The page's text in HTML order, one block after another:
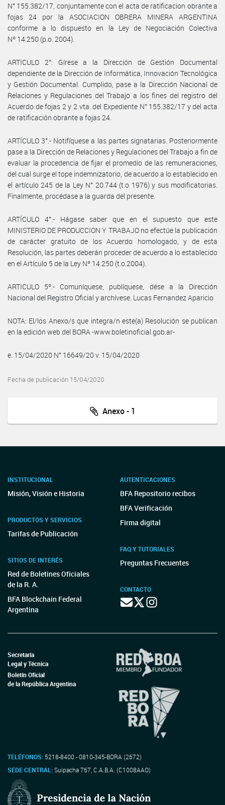
N° 155.382/17, conjuntamente con el acta de ratificacion obrante a
fojas 24 por la ASOCIACION OBRERA MINERA ARGENTINA
conforme a lo dispuesto en la Ley de Negociación Colectiva
Nº 14.250 (p.o. 2004).
ARTICULO 2°: Gírese a la Dirección de Gestión Documental
dependiente de la Dirección de Informática, Innovación Tecnológica
y Gestión Documental. Cumplido, pase a la Dirección Nacional de
Relaciones y Regulaciones del Trabajo a los fines del registro del
Acuerdo de fojas 2 y 2 vta. del Expediente N° 155.382/17 y del acta
de ratificación obrante a fojas 24.
ARTÍCULO 3°.- Notifíquese a las partes signatarias. Posteriormente
pase a la Dirección de Relaciones y Regulaciones del Trabajo a fin de
evaluar la procedencia de fijar el promedio de las remuneraciones,
del cual surge el tope indemnizatorio, de acuerdo a lo establecido en
el artículo 245 de la Ley N° 20.744 (t.o 1976) y sus modificatorias.
Finalmente, procédase a la guarda del presente.
ARTÍCULO 4°.- Hágase saber que en el supuesto que este
MINISTERIO DE PRODUCCION Y TRABAJO no efectúe la publicación
de carácter gratuito de los Acuerdo homologado, y de esta
Resolución, las partes deberán proceder de acuerdo a lo establecido
en el Artículo 5 de la Ley Nº 14.250 (t.o.2004).
ARTICULO 5º.- Comuníquese, publíquese, dése a la Dirección
Nacional del Registro Oficial y archívese. Lucas Fernandez Aparicio
NOTA: El/los Anexo/s que integra/n este(a) Resolución se publican
en la edición web del BORA -www.boletinoficial.gob.ar-
e. 15/04/2020 N° 16649/20 v. 15/04/2020
Fecha de publicación 15/04/2020
Anexo - 1
INSTITUCIONAL
Misión, Visión e Historia
PRODUCTOS Y SERVICIOS
Tarifas de Publicación
SITIOS DE INTERÉS
Red de Boletines Oficiales
de la R. A.
BFA Blockchain Federal
Argentina
AUTENTICACIONES
BFA Repositorio recibos
BFA Verificación
Firma digital
FAQ Y TUTORIALES
Preguntas Frecuentes
CONTACTO
Secretaría
Legal y Técnica
Boletín Oficial
de la República Argentina
TELÉFONOS: 5218-8400 - 0810-345-BORA (2672)
SEDE CENTRAL:Suipacha 767, C.A.B.A. (C1008AAO)